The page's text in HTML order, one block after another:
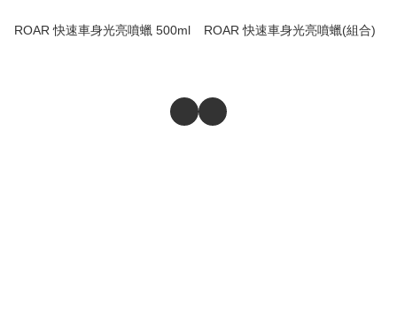
ROAR 快速車身光亮噴蠟 500ml ROAR 快速車身光亮噴蠟(組合)